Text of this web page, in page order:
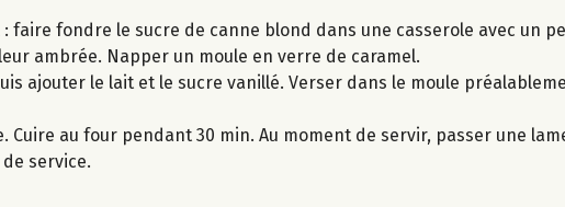
faire fondre le sucre de canne blond dans une casserole avec un
ambrée. Napper un moule en verre de caramel.
ajouter le lait et le sucre vanillé. Verser dans le moule
Cuire au four pendant 30 min. Au moment de servir, passer une
service.